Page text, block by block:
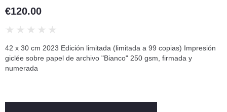
€120.00
★ ★ ★ ★ ★
42 x 30 cm 2023 Edición limitada (limitada a 99 copias) Impresión
giclée sobre papel de archivo "Bianco" 250 gsm, firmada y
numerada